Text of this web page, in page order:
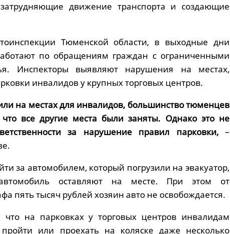
движение транспорта и создающие
Тюменской области, в выходные дни
по обращениям граждан с ограниченными
Инспекторы выявляют нарушения на местах,
инвалидов у крупных торговых центров.
на местах для инвалидов, большинство тюменцев
что все другие места были заняты. Однако это не
за нарушение правил парковки, –
за автомобилем, который погрузили на эвакуатор,
оставляют на месте. При этом от
пять тысяч рублей хозяин авто не освобождается.
на парковках у торговых центров инвалидам
или проехать на коляске даже несколько